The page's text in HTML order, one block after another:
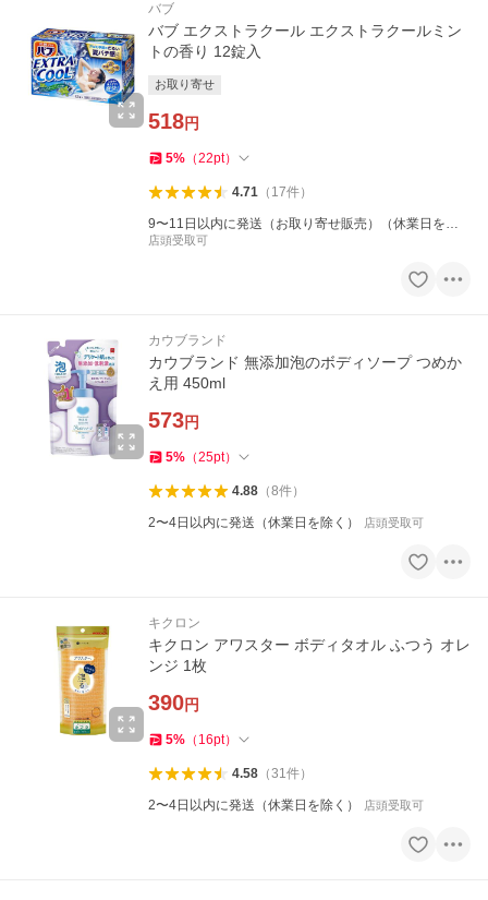
バブ
バブ エクストラクール エクストラクールミン
トの香り 12錠入
お取り寄せ
518円
5% （22pt）
4.71（ 17件）
9〜11日以内に発送（お取り寄せ販売）（休業日を除
く）
店頭受取可
カウブランド
カウブランド 無添加泡のボディソープ つめか
え用 450ml
573円
5% （25pt）
4.88（8件）
2〜4日以内に発送（休業日を除く） 店頭受取可
キクロン
キクロン アワスター ボディタオル ふつう オレ
ンジ 1枚
390円
5% （ 16pt）
4.58（31件）
2〜4日以内に発送（休業日を除く） 店頭受取可